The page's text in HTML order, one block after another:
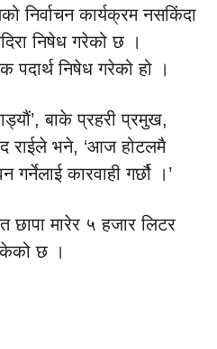
निर्वाचन कार्यक्रम नसकिंदा
निषेध गरेको छ ।
पदार्थ निषेध गरेको हो ।
बाके प्रहरी प्रमुख,
राईले भने, ‘आज होटलमै
गर्नेलाई कारवाही गर्छौ ।’
छापा मारेर ५ हजार लिटर
छ ।